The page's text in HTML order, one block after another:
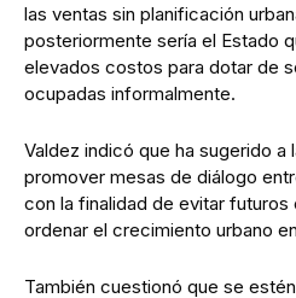
las ventas sin planificación
posteriormente sería el Estado
elevados costos para dotar de
ocupadas informalmente.
Valdez indicó que ha sugerido a
promover mesas de diálogo
con la finalidad de evitar
ordenar el crecimiento urbano
También cuestionó que se